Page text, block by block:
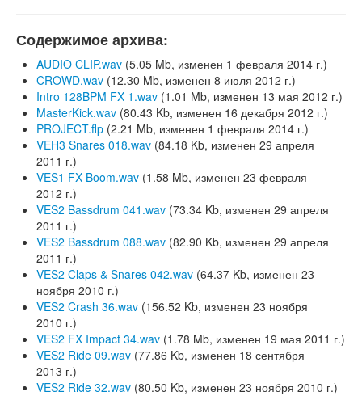
Содержимое архива:
AUDIO CLIP.wav (5.05 Mb, изменен 1 февраля 2014 г.)
CROWD.wav (12.30 Mb, изменен 8 июля 2012 г.)
Intro 128BPM FX 1.wav (1.01 Mb, изменен 13 мая 2012 г.)
MasterKick.wav (80.43 Kb, изменен 16 декабря 2012 г.)
PROJECT.flp (2.21 Mb, изменен 1 февраля 2014 г.)
VEH3 Snares 018.wav (84.18 Kb, изменен 29 апреля
2011 г.)
VES1 FX Boom.wav (1.58 Mb, изменен 23 февраля
2012 г.)
VES2 Bassdrum 041.wav (73.34 Kb, изменен 29 апреля
2011 г.)
VES2 Bassdrum 088.wav (82.90 Kb, изменен 29 апреля
2011 г.)
VES2 Claps & Snares 042.wav (64.37 Kb, изменен 23
ноября 2010 г.)
VES2 Crash 36.wav (156.52 Kb, изменен 23 ноября
2010 г.)
VES2 FX Impact 34.wav (1.78 Mb, изменен 19 мая 2011 г.)
VES2 Ride 09.wav (77.86 Kb, изменен 18 сентября
2013 г.)
VES2 Ride 32.wav (80.50 Kb, изменен 23 ноября 2010 г.)